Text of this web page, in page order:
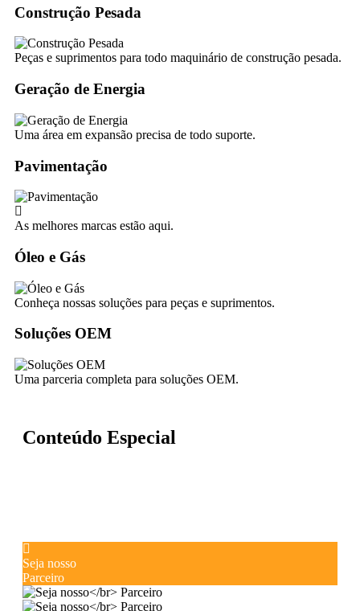
Construção Pesada
Peças e suprimentos para todo maquinário de construção pesada.
Geração de Energia
Uma área em expansão precisa de todo suporte.
Pavimentação
As melhores marcas estão aqui.
Óleo e Gás
Conheça nossas soluções para peças e suprimentos.
Soluções OEM
Uma parceria completa para soluções OEM.
Conteúdo Especial
Seja nosso
Parceiro